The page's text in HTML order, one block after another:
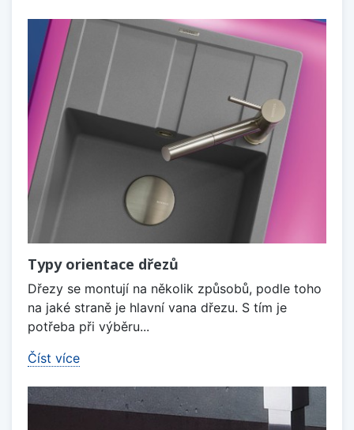
Typy orientace dřezů
Dřezy se montují na několik způsobů, podle toho
na jaké straně je hlavní vana dřezu. S tím je
potřeba při výběru...
Číst více